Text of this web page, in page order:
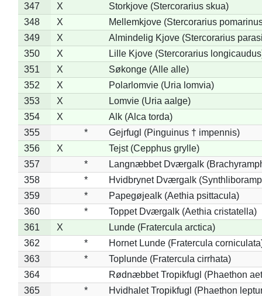
347 X
Storkjove (Stercorarius skua)
348
X
Mellemkjove (Stercorarius
349
X
Almindelig Kjove (Stercorarius
350
X
Lille Kjove (Stercorarius
351
X
Søkonge (Alle alle)
352
X
Polarlomvie (Uria lomvia)
353
X
Lomvie (Uria aalge)
354
X
Alk (Alca torda)
355
*
Gejrfugl (Pinguinus † impennis)
356
X
Tejst (Cepphus grylle)
357
*
Langnæbbet Dværgalk
358
*
Hvidbrynet Dværgalk
359
*
Papegøjealk (Aethia psittacula)
360
*
Toppet Dværgalk (Aethia cristatella)
361
X
Lunde (Fratercula arctica)
362
*
Hornet Lunde (Fratercula
363
*
Toplunde (Fratercula cirrhata)
364
Rødnæbbet Tropikfugl (Phaethon
365
*
Hvidhalet Tropikfugl (Phaethon